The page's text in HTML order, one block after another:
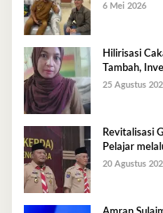
6 Mei 2026
Hilirisasi
Tambah,
25 Agustus
Revitalisasi
Pelajar
20 Agustus